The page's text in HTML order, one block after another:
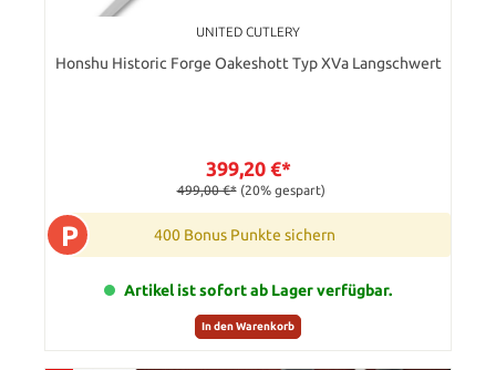
UNITED CUTLERY
Honshu Historic Forge Oakeshott Typ XVa Langschwert
399,20 €*
499,00 €* (20% gespart)
P 400 Bonus Punkte sichern
Artikel ist sofort ab Lager verfügbar.
In den Warenkorb